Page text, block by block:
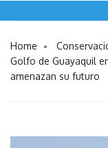
Home
Golfo de Guayaquil
amenazan su futuro